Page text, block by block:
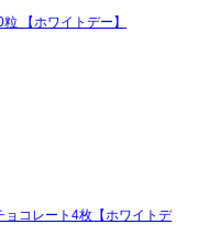
【ホワイトデー】
ョコレート4枚【ホワイトデ